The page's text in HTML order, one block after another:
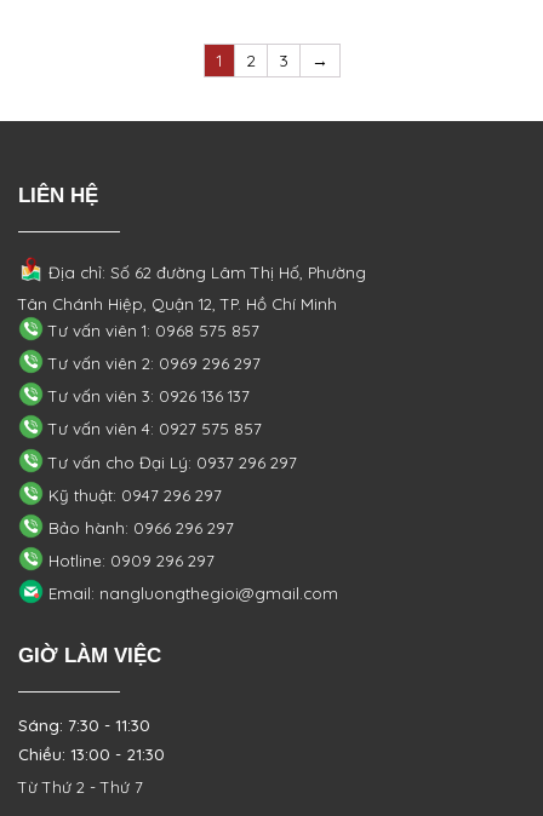
1 2 3 →
LIÊN HỆ
Địa chỉ: Số 62 đường Lâm Thị Hố, Phường
Tân Chánh Hiệp, Quận 12, TP. Hồ Chí Minh
Tư vấn viên 1: 0968 575 857
Tư vấn viên 2: 0969 296 297
Tư vấn viên 3: 0926 136 137
Tư vấn viên 4: 0927 575 857
Tư vấn cho Đại Lý: 0937 296 297
Kỹ thuật: 0947 296 297
Bảo hành: 0966 296 297
Hotline: 0909 296 297
Email: nangluongthegioi@gmail.com
GIỜ LÀM VIỆC
Sáng: 7:30 - 11:30
Chiều: 13:00 - 21:30
Từ Thứ 2 - Thứ 7